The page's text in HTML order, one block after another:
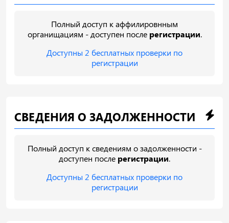
Полный доступ к аффилировнным
органищациям - доступен после регистрации.
Доступны 2 бесплатных проверки по
регистрации
СВЕДЕНИЯ О ЗАДОЛЖЕННОСТИ
Полный доступ к сведениям о задолженности -
доступен после регистрации.
Доступны 2 бесплатных проверки по
регистрации